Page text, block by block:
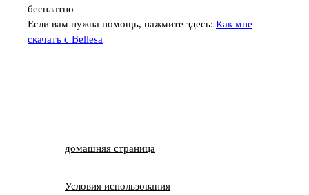
бесплатно
Если вам нужна помощь, нажмите здесь: Как мне
скачать с Bellesa
домашняя страница
Условия использования